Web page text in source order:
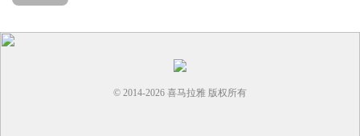
© 2014-2026 喜马拉雅 版权所有